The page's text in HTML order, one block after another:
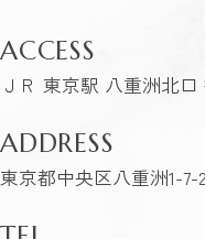
ACCESS
ＪＲ 東京駅 八重洲北口
ADDRESS
東京都中央区八重洲1-7-